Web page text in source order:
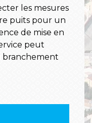
les mesures
puits pour un
de mise en
peut
branchement